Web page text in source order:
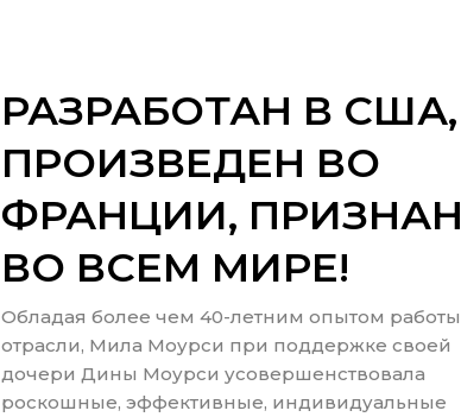
РАЗРАБОТАН В США,
ПРОИЗВЕДЕН ВО
ФРАНЦИИ, ПРИЗНАН
ВО ВСЕМ МИРЕ!
Обладая более чем 40-летним опытом
отрасли, Мила Моурси при поддержке своей
дочери Дины Моурси усовершенствовала
роскошные, эффективные, индивидуальные